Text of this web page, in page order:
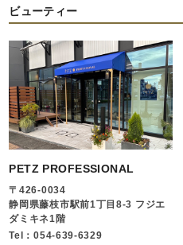
ビューティー
PETZ PROFESSIONAL
〒426-0034
静岡県藤枝市駅前1丁目8-3 フジエ
ダミキネ1階
Tel：054-639-6329